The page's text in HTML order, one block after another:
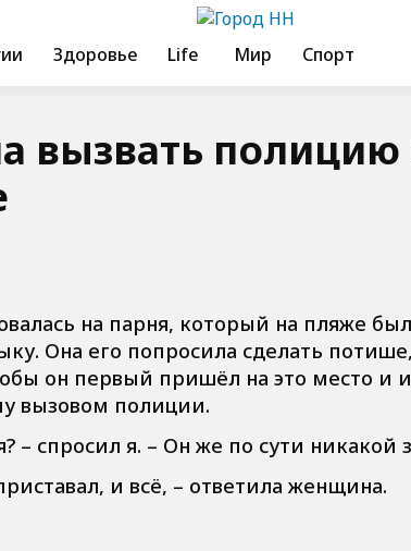
Здоровье Life Мир Спорт
вызвать полицию
на парня, который на пляже
Она его попросила сделать
он первый пришёл на это место и
вызовом полиции.
– спросил я. – Он же по сути никакой
и всё, – ответила женщина.